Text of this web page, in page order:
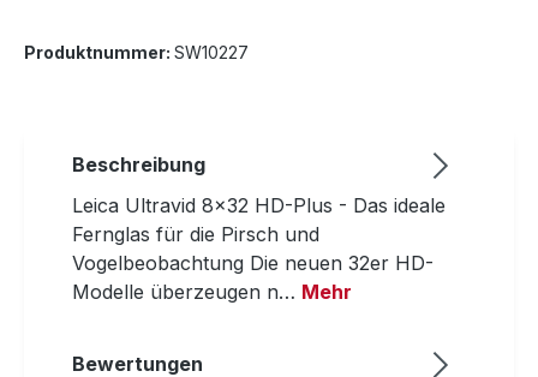
Produktnummer: SW10227
Beschreibung
Leica Ultravid 8x32 HD-Plus - Das ideale
Fernglas für die Pirsch und
Vogelbeobachtung Die neuen 32er HD-
Modelle überzeugen n… Mehr
Bewertungen